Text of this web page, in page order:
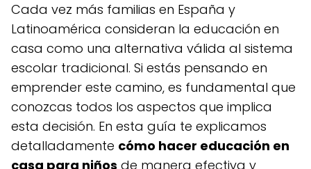
Cada vez más familias en España y
Latinoamérica consideran la educación en
casa como una alternativa válida al sistema
escolar tradicional. Si estás pensando en
emprender este camino, es fundamental que
conozcas todos los aspectos que implica
esta decisión. En esta guía te explicamos
detalladamente cómo hacer educación en
casa para niños de manera efectiva y